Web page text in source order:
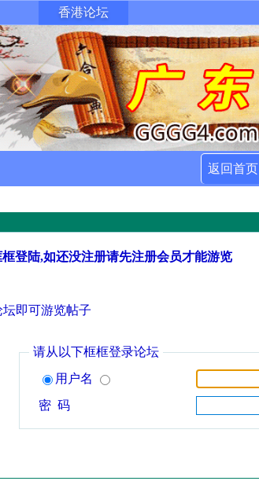
香港论坛
返回首页
登陆,如还没注册请先注册会员才能游览
即可游览帖子
请从以下框框登录论坛
用户名
密 码